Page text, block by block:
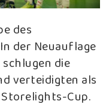
des
der Neuauflage
die
verteidigten als
Cup.